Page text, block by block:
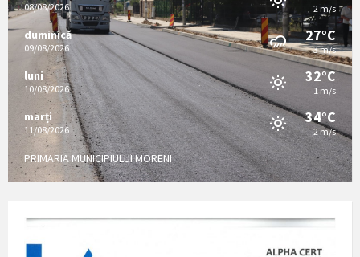
08/08/2026 2 m/s
duminică
09/08/2026
27°C
3 m/s
luni
10/08/2026
32°C
1 m/s
marți
11/08/2026
34°C
2 m/s
PRIMARIA MUNICIPIULUI MORENI